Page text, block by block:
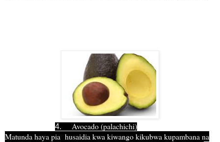
4.
Avocado (palachichi)
Matunda haya pia husaidia kwa kiwango kikubwa kupambana na